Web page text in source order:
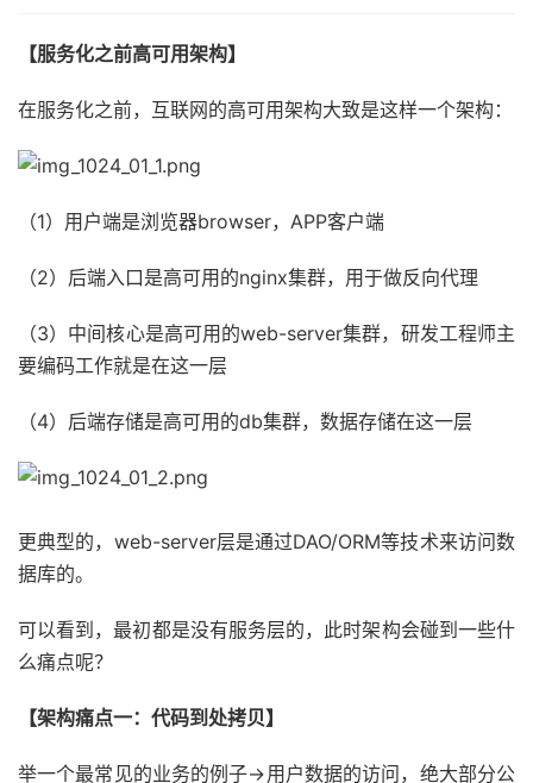
【服务化之前高可用架构】
在服务化之前，互联网的高可用架构大致是这样一个架构：
（1）用户端是浏览器browser，APP客户端
（2）后端入口是高可用的nginx集群，用于做反向代理
（3）中间核心是高可用的web-server集群，研发工程师主
要编码工作就是在这一层
（4）后端存储是高可用的db集群，数据存储在这一层
更典型的，web-server层是通过DAO/ORM等技术来访问数
据库的。
可以看到，最初都是没有服务层的，此时架构会碰到一些什
么痛点呢？
【架构痛点一：代码到处拷贝】
举一个最常见的业务的例子->用户数据的访问，绝大部分公